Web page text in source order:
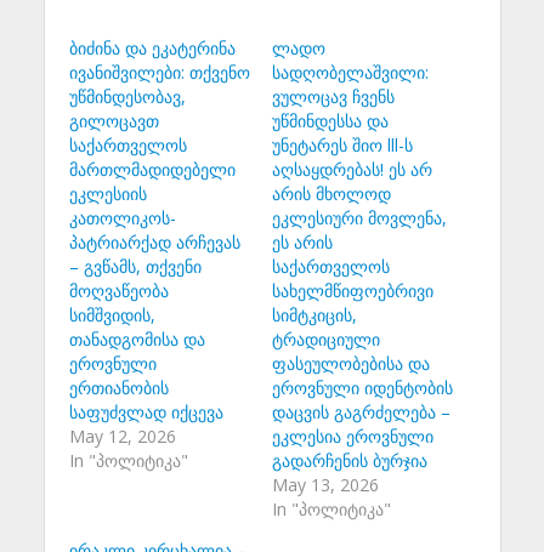
ბიძინა და ეკატერინა
ივანიშვილები: თქვენო
უწმინდესობავ,
გილოცავთ
საქართველოს
მართლმადიდებელი
ეკლესიის
კათოლიკოს-
პატრიარქად არჩევას
– გვწამს, თქვენი
მოღვაწეობა
სიმშვიდის,
თანადგომისა და
ეროვნული
ერთიანობის
საფუძვლად იქცევა
May 12, 2026
In "პოლიტიკა"
ლადო
სადღობელაშვილი:
ვულოცავ ჩვენს
უწმინდესსა და
უნეტარეს შიო lll-ს
აღსაყდრებას! ეს არ
არის მხოლოდ
ეკლესიური მოვლენა,
ეს არის
საქართველოს
სახელმწიფოებრივი
სიმტკიცის,
ტრადიციული
ფასეულობებისა და
ეროვნული იდენტობის
დაცვის გაგრძელება –
ეკლესია ეროვნული
გადარჩენის ბურჯია
May 13, 2026
In "პოლიტიკა"